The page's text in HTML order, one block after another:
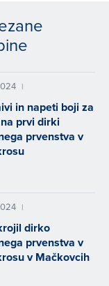
|
in napeti boji za
prvi dirki
prvenstva v
|
dirko
prvenstva v
v Mačkovcih